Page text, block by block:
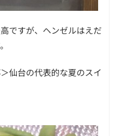
ですが、ヘンゼルはえだ
仙台の代表的な夏のスイ